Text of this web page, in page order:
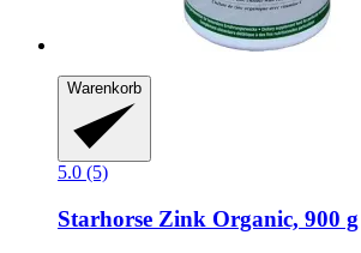
Warenkorb
5.0 (5)
Starhorse Zink Organic, 900 g